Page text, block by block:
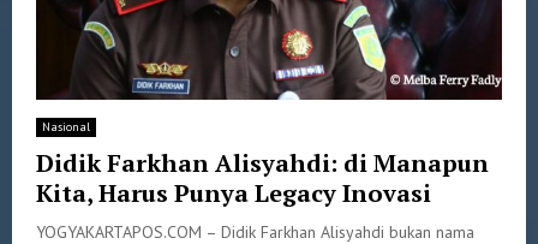
Nasional
Didik Farkhan Alisyahdi: di Manapun
Kita, Harus Punya Legacy Inovasi
YOGYAKARTAPOS.COM – Didik Farkhan Alisyahdi bukan nama